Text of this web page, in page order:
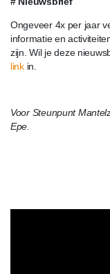
Ongeveer 4x per jaar
informatie en
zijn. Wil je deze
linkin.
Voor Steunpunt
Epe.